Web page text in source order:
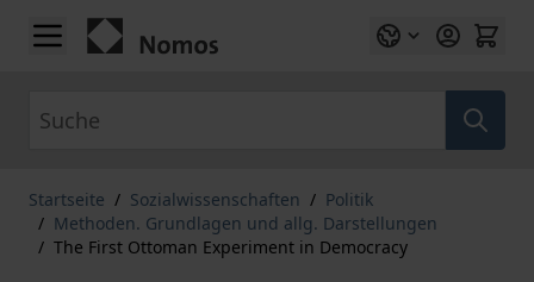
Zum Inhalt springen
Startseite / Sozialwissenschaften / Politik
/ Methoden. Grundlagen und allg. Darstellungen
/ The First Ottoman Experiment in Democracy